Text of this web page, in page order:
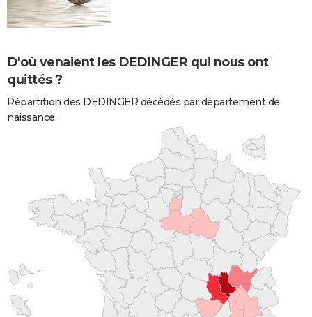
D'où venaient les DEDINGER qui nous ont
quittés ?
Répartition des DEDINGER décédés par département de
naissance.